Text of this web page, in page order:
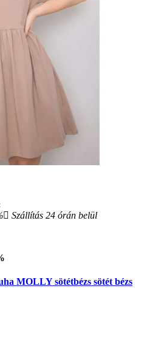
Szállítás 24 órán belül
MOLLY sötétbézs sötét bézs